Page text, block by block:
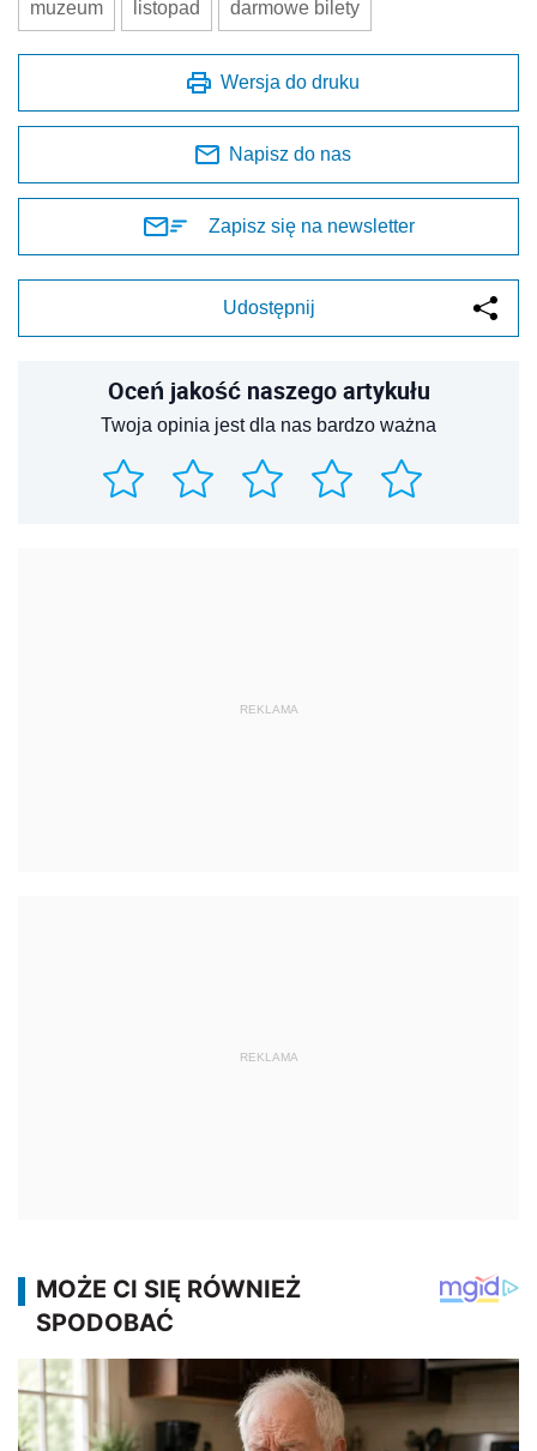
muzeum listopad darmowe bilety
Wersja do druku
Napisz do nas
Zapisz się na newsletter
Udostępnij
Oceń jakość naszego artykułu
Twoja opinia jest dla nas bardzo ważna
REKLAMA
REKLAMA